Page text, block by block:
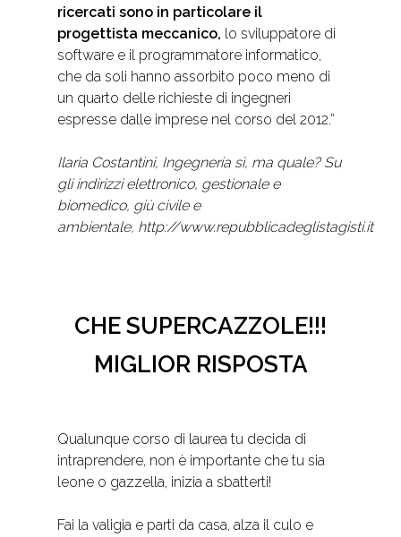
ricercati sono in particolare il
progettista meccanico, lo sviluppatore di
software e il programmatore informatico,
che da soli hanno assorbito poco meno di
un quarto delle richieste di ingegneri
espresse dalle imprese nel corso del 2012.”
Ilaria Costantini, Ingegneria sì, ma quale? Su
gli indirizzi elettronico, gestionale e
biomedico, giù civile e
ambientale, http://www.repubblicadeglistagisti.it
CHE SUPERCAZZOLE!!!
MIGLIOR RISPOSTA
Qualunque corso di laurea tu decida di
intraprendere, non è importante che tu sia
leone o gazzella, inizia a sbatterti!
Fai la valigia e parti da casa, alza il culo e